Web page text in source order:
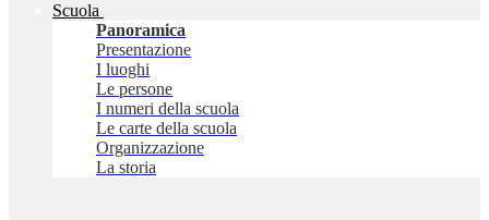
Scuola
Panoramica
Presentazione
I luoghi
Le persone
I numeri della scuola
Le carte della scuola
Organizzazione
La storia